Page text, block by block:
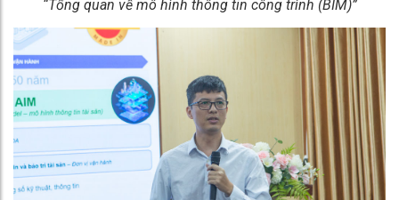
“Tổng quan về mô hình thông tin công trình (BIM)”